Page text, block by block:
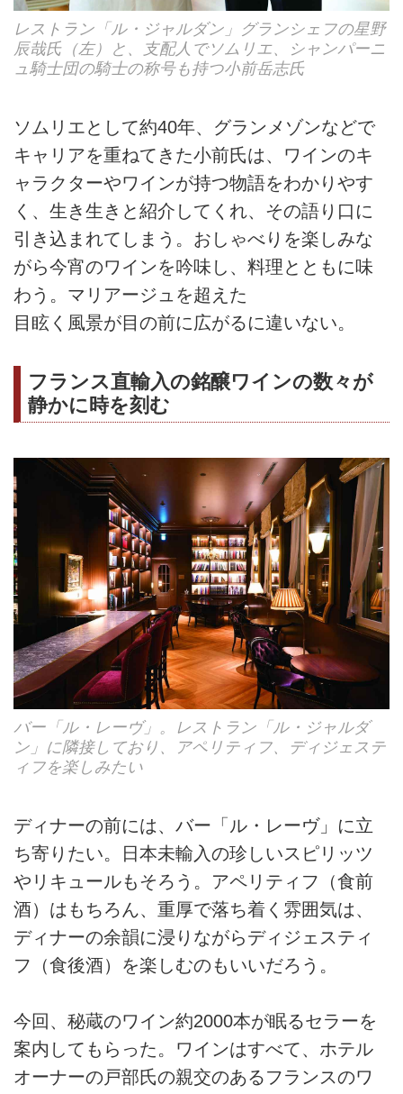
レストラン「ル・ジャルダン」グランシェフの星野
辰哉氏（左）と、支配人でソムリエ、シャンパーニ
ュ騎士団の騎士の称号も持つ小前岳志氏
ソムリエとして約40年、グランメゾンなどで
キャリアを重ねてきた小前氏は、ワインのキ
ャラクターやワインが持つ物語をわかりやす
く、生き生きと紹介してくれ、その語り口に
引き込まれてしまう。おしゃべりを楽しみな
がら今宵のワインを吟味し、料理とともに味
わう。マリアージュを超えた
目眩く風景が目の前に広がるに違いない。
フランス直輸入の銘醸ワインの数々が
静かに時を刻む
バー「ル・レーヴ」。レストラン「ル・ジャルダ
ン」に隣接しており、アペリティフ、ディジェステ
ィフを楽しみたい
ディナーの前には、バー「ル・レーヴ」に立
ち寄りたい。日本未輸入の珍しいスピリッツ
やリキュールもそろう。アペリティフ（食前
酒）はもちろん、重厚で落ち着く雰囲気は、
ディナーの余韻に浸りながらディジェスティ
フ（食後酒）を楽しむのもいいだろう。
今回、秘蔵のワイン約2000本が眠るセラーを
案内してもらった。ワインはすべて、ホテル
オーナーの戸部氏の親交のあるフランスのワ